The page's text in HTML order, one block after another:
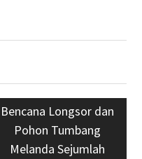
Next
post:
Bencana Longsor dan
Pohon Tumbang
Melanda Sejumlah